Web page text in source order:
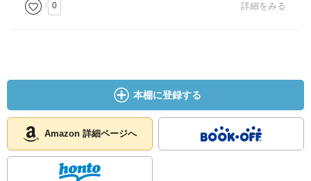
0 詳細をみる
本棚に登録する
Amazon 詳細ページへ